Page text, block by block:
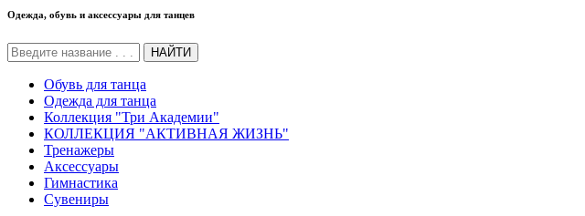
Одежда, обувь и аксессуары для танцев
НАЙТИ
Обувь для танца
Одежда для танца
Коллекция "Три Академии"
КОЛЛЕКЦИЯ "АКТИВНАЯ ЖИЗНЬ"
Тренажеры
Аксессуары
Гимнастика
Сувениры